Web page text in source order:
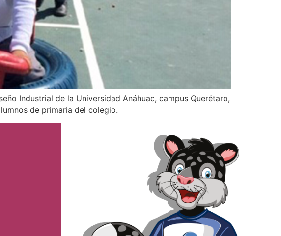
Industrial de la Universidad Anáhuac, campus Querétaro,
de primaria del colegio.